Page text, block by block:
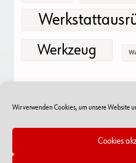
Wir verwenden Cookies, um unsere Website
Cookies
Werkzeug